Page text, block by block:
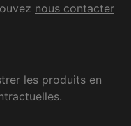
nous contacter
les produits en